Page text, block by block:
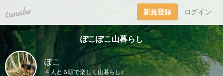
tuna.be 新規登録 ログイン
ぽこぽこ山暮らし
ぽこ
４人と６頭で楽しく山暮らし♪